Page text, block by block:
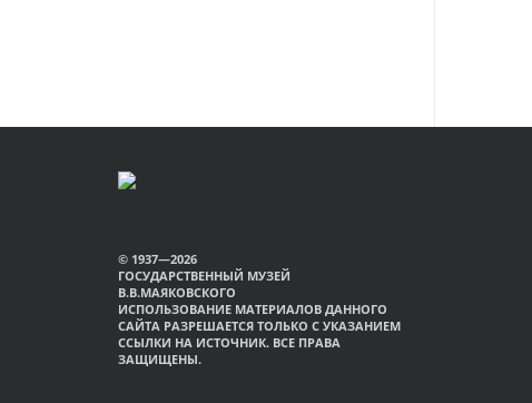
© 1937—2026
ГОСУДАРСТВЕННЫЙ МУЗЕЙ
В.В.МАЯКОВСКОГО
ИСПОЛЬЗОВАНИЕ МАТЕРИАЛОВ ДАННОГО
САЙТА РАЗРЕШАЕТСЯ ТОЛЬКО С УКАЗАНИЕМ
ССЫЛКИ НА ИСТОЧНИК. ВСЕ ПРАВА
ЗАЩИЩЕНЫ.